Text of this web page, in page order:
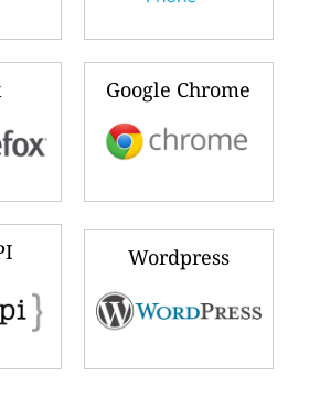
Google Chrome
Wordpress